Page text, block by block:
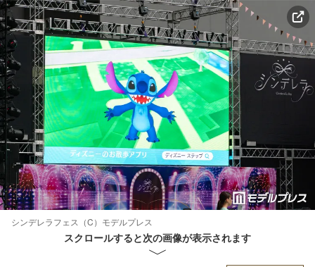
シンデレラフェス（C）モデルプレス
スクロールすると次の画像が表示されます